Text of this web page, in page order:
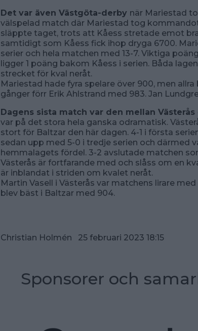
Det var även Västgöta-derby när Mariestad
välspelad match där Mariestad tog
släppte taget, trots att Kåess stretade emot
samtidigt som Kåess fick ihop dryga 6700.
serier och hela matchen med 13-7. Viktiga
ligger 1 poäng bakom Kåess i serien. Båda
strecket för kval neråt.
Mariestad hade fyra spelare över 900, men
gånger förr Erik Ahlstrand med 983. Jan
Dagens sista match var den mellan Västerås
var på det stora hela ganska odramatisk.
stort för Baltzar den här dagen. 4-1 i första
sedan upp med 5-0 i tredje serien och därmed
hemmalagets fördel. 3-2 avslutade matchen
Västerås är fortfarande med och slåss om en
är inblandat i striden om kvalet neråt.
Martin Vasell i Västerås var matchens lirare
blev bäst i Baltzar med 904.
Christian Holmén 25 februari 2023 18:15
Sponsorer och